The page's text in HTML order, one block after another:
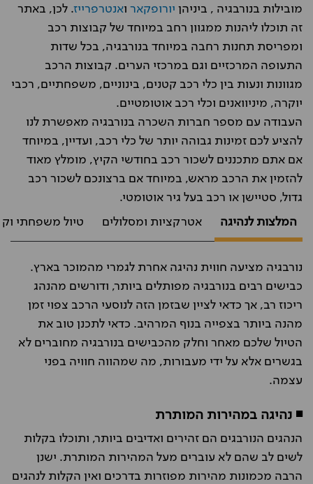
מובילות בנורבגיה , ביניהן יורופקאר ואנטרפרייז. לכן, באתר
זה תוכלו ליהנות ממגוון רחב במיוחד של קבוצות רכב
ומפריסת תחנות רחבה במיוחד בנורבגיה, בכל שדות
התעופה המרכזיים וגם במרכזי הערים. קבוצות הרכב
מגוונות ונעות בין כלי רכב קטנים, בינוניים, משפחתיים, רכבי
יוקרה, מיניוואנים וכלי רכב אוטומטיים.
העבודה עם מספר חברות השכרה בנורבגיה מאפשרת לנו
להציע לכם זמינות גבוהה יותר של כלי רכב, ועדיין, במיוחד
אם אתם מתכננים לשכור רכב בחודשי הקיץ, מומלץ מאוד
להזמין את הרכב מראש, במיוחד אם ברצונכם לשכור רכב
גדול, סטיישן או רכב בעל גיר אוטומטי.
המלצות לנהיגה
אטרקציות ומסלולים טיול משפחתי
נורבגיה מציעה חווית נהיגה אחרת לגמרי מהמוכר בארץ.
כבישים רבים בנורבגיה מפותלים ביותר, ודורשים מהנהג
ריכוז רב, אך כדאי לציין שבזמן הזה לנוסעי הרכב צפוי זמן
מהנה ביותר בצפייה בנוף המרהיב. כדאי לתכנן טוב את
הטיול שלכם מאחר וחלק מהכבישים בנורבגיה מחוברים לא
בגשרים אלא על ידי מעבורות, מה שמהווה חוויה בפני
עצמה.
◾ נהיגה במהירות המותרת
הנהגים הנורבגים הם זהירים ואדיבים ביותר, ותוכלו בקלות
לשים לב שהם לא עוברים מעל המהירות המותרת. ישנן
הרבה מכמונות מהירות מפוזרות בדרכים ואין הקלות לנהגים